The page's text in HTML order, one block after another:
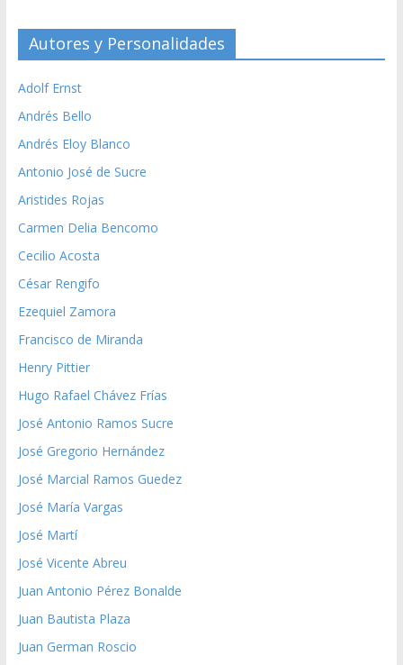
Autores y Personalidades
Adolf Ernst
Andrés Bello
Andrés Eloy Blanco
Antonio José de Sucre
Aristides Rojas
Carmen Delia Bencomo
Cecilio Acosta
César Rengifo
Ezequiel Zamora
Francisco de Miranda
Henry Pittier
Hugo Rafael Chávez Frías
José Antonio Ramos Sucre
José Gregorio Hernández
José Marcial Ramos Guedez
José María Vargas
José Martí
José Vicente Abreu
Juan Antonio Pérez Bonalde
Juan Bautista Plaza
Juan German Roscio